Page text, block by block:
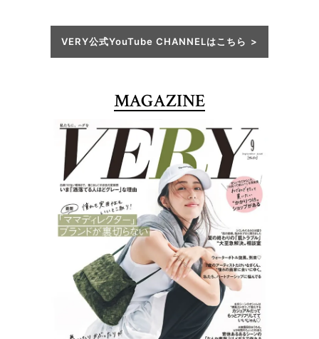
VERY公式YouTube CHANNELはこちら
MAGAZINE